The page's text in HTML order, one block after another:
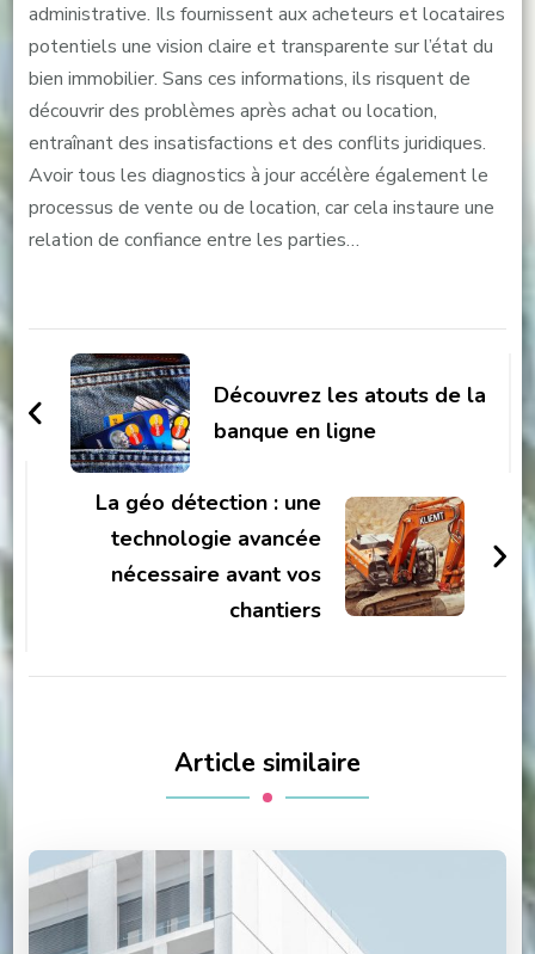
administrative. Ils fournissent aux acheteurs et locataires
potentiels une vision claire et transparente sur l’état du
bien immobilier. Sans ces informations, ils risquent de
découvrir des problèmes après achat ou location,
entraînant des insatisfactions et des conflits juridiques.
Avoir tous les diagnostics à jour accélère également le
processus de vente ou de location, car cela instaure une
relation de confiance entre les parties…
Navigation
d'article
Découvrez les atouts de la
banque en ligne
La géo détection : une
technologie avancée
nécessaire avant vos
chantiers
Article similaire